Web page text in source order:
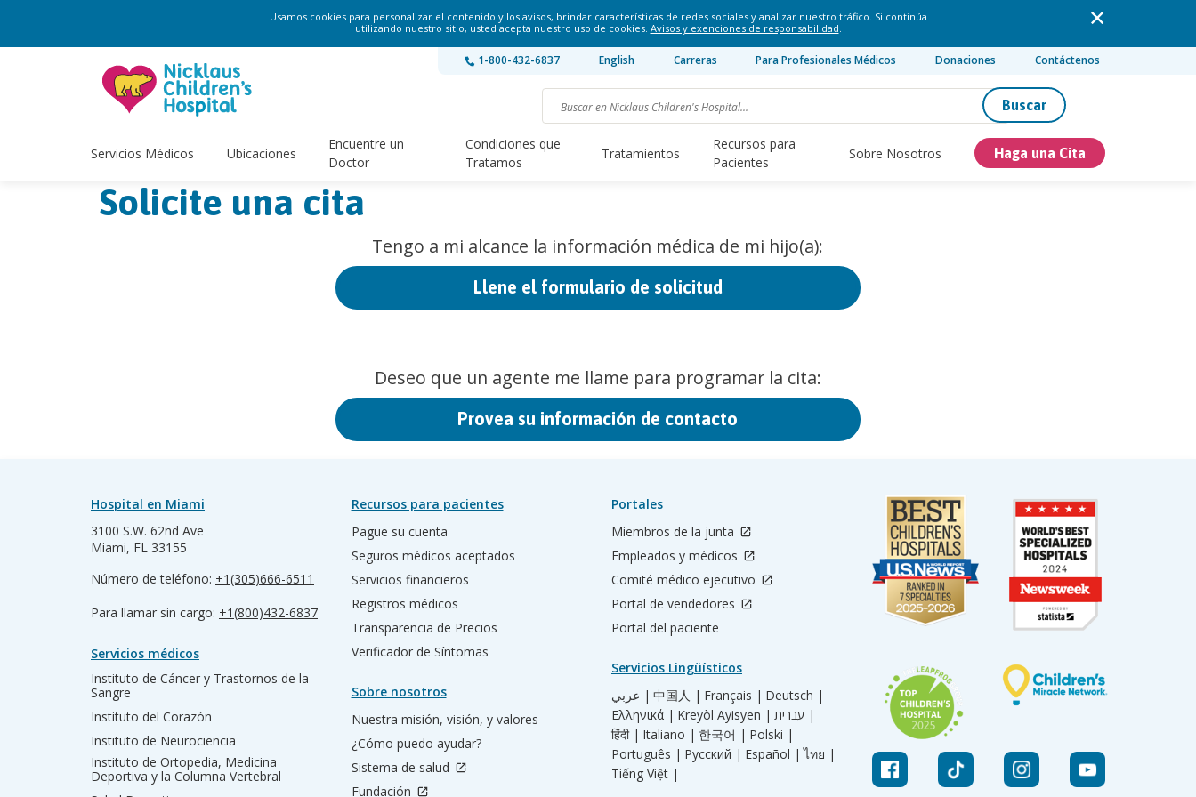
Usamos cookies para personalizar el contenido y los avisos, brindar características de redes sociales y analizar nuestro tráfico. Si continúa
utilizando nuestro sitio, usted acepta nuestro uso de cookies. Avisos y exenciones de responsabilidad.
1-800-432-6837 English Carreras Para Profesionales Médicos Donaciones Contáctenos
Buscar
Servicios Médicos Ubicaciones
Encuentre un
Doctor
Condiciones que
Tratamos
Tratamientos
Recursos para
Pacientes
Sobre Nosotros Haga una Cita
Solicite una cita
Tengo a mi alcance la información médica de mi hijo(a):
Llene el formulario de solicitud
Deseo que un agente me llame para programar la cita:
Provea su información de contacto
Hospital en Miami
3100 S.W. 62nd Ave
Miami, FL 33155
Número de teléfono: +1(305)666-6511
Para llamar sin cargo: +1(800)432-6837
Servicios médicos
Instituto de Cáncer y Trastornos de la
Sangre
Instituto del Corazón
Instituto de Neurociencia
Instituto de Ortopedia, Medicina
Deportiva y la Columna Vertebral
Recursos para pacientes
Pague su cuenta
Seguros médicos aceptados
Servicios financieros
Registros médicos
Transparencia de Precios
Verificador de Síntomas
Sobre nosotros
Nuestra misión, visión, y valores
¿Cómo puedo ayudar?
Sistema de salud
Fundación
Portales
Miembros de la junta
Empleados y médicos
Comité médico ejecutivo
Portal de vendedores
Portal del paciente
Servicios Lingüísticos
عربي | 中国人 | Français | Deutsch |
Ελληνικά | Kreyòl Ayisyen |
עברית |
हिंदी | Italiano | 한국어 | Polski |
Português | Русский | Español | ไทย |
Tiếng Việt |